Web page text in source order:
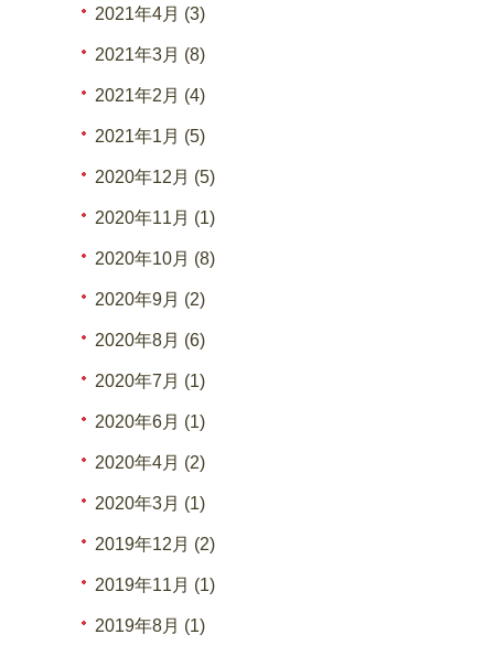
2021年4月 (3)
2021年3月 (8)
2021年2月 (4)
2021年1月 (5)
2020年12月 (5)
2020年11月 (1)
2020年10月 (8)
2020年9月 (2)
2020年8月 (6)
2020年7月 (1)
2020年6月 (1)
2020年4月 (2)
2020年3月 (1)
2019年12月 (2)
2019年11月 (1)
2019年8月 (1)